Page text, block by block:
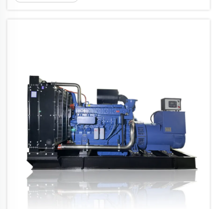
mempertahankan kinerja mesin generator